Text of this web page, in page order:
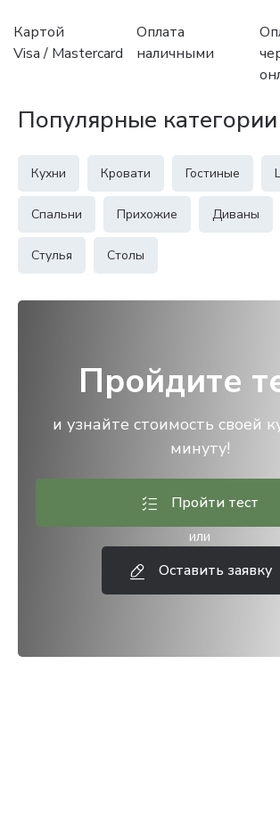
Картой
Visa / Mastercard
Оплата
наличными
Популярные категории
Кухни Кровати Гостиные
Спальни Прихожие Диваны
Стулья Столы
Пройдите
и узнайте стоимость своей
минуту!
Пройти тест
или
Оставить заявку